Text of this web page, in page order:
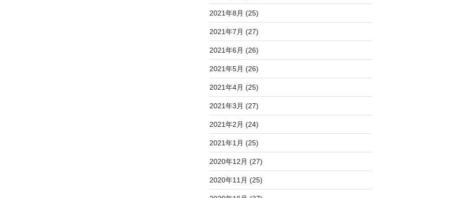
2021年8月 (25)
2021年7月 (27)
2021年6月 (26)
2021年5月 (26)
2021年4月 (25)
2021年3月 (27)
2021年2月 (24)
2021年1月 (25)
2020年12月 (27)
2020年11月 (25)